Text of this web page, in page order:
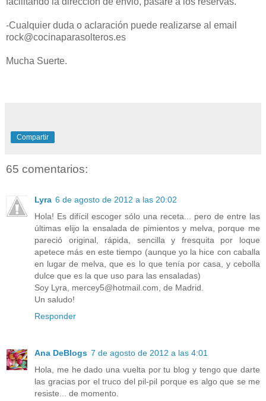
-Cualquier duda o aclaración puede realizarse al email
rock@cocinaparasolteros.es
Mucha Suerte.
Compartir
65 comentarios:
Lyra 6 de agosto de 2012 a las 20:02
Hola! Es difícil escoger sólo una receta... pero de entre las
últimas elijo la ensalada de pimientos y melva, porque me
pareció original, rápida, sencilla y fresquita por loque
apetece más en este tiempo (aunque yo la hice con caballa
en lugar de melva, que es lo que tenía por casa, y cebolla
dulce que es la que uso para las ensaladas)
Soy Lyra, mercey5@hotmail.com, de Madrid.
Un saludo!
Responder
Ana DeBlogs 7 de agosto de 2012 a las 4:01
Hola, me he dado una vuelta por tu blog y tengo que darte
las gracias por el truco del pil-pil porque es algo que se me
resiste... de momento.